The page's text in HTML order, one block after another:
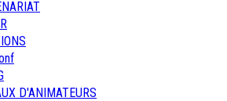
D'ANIMATEURS